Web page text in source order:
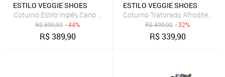
ESTILO VEGGIE SHOES
Coturno Estilo Inglês Cano Longo Preto
R$699,90 - 44%
R$389,90
ESTILO VEGGIE SHOES
Coturno Tratorado Afrodite
R$499,90 - 32%
R$339,90